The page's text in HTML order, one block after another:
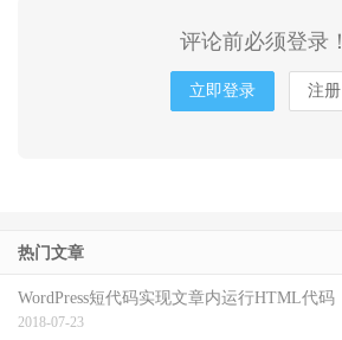
评论前必须登录！
立即登录 注册
热门文章
WordPress短代码实现文章内运行HTML代码
2018-07-23